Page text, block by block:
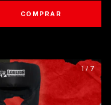
COMPRAR
1/ 7